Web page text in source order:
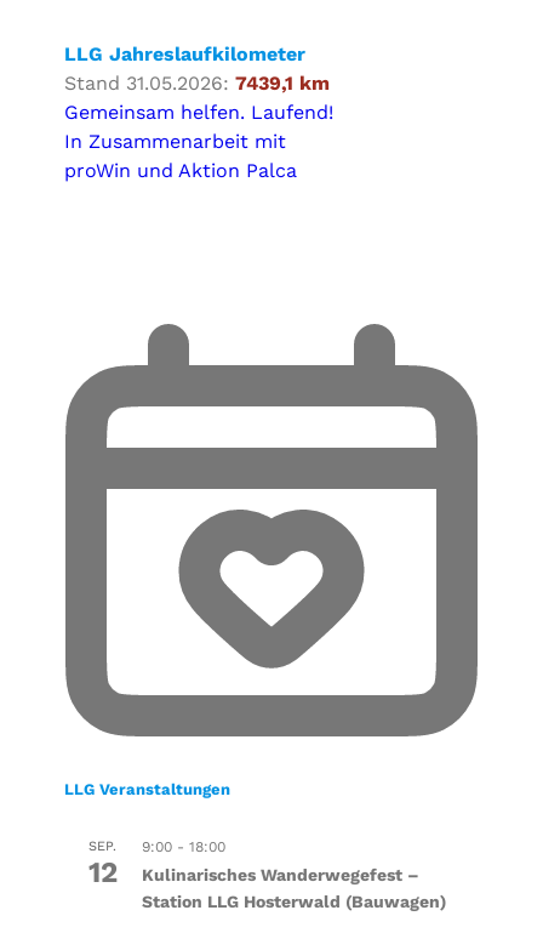
LLG Jahreslaufkilometer
Stand 31.05.2026: 7439,1 km
Gemeinsam helfen. Laufend!
In Zusammenarbeit mit
proWin und Aktion Palca
LLG Veranstaltungen
SEP.
12
9:00- 18:00
Kulinarisches Wanderwegefest –
Station LLG Hosterwald (Bauwagen)